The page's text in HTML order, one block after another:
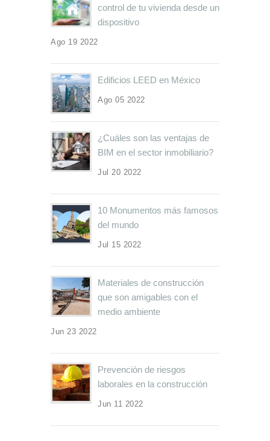
control de tu vivienda desde un
dispositivo
Ago 19 2022
Edificios LEED en México
Ago 05 2022
¿Cuáles son las ventajas de
BIM en el sector inmobiliario?
Jul 20 2022
10 Monumentos más famosos
del mundo
Jul 15 2022
Materiales de construcción
que son amigables con el
medio ambiente
Jun 23 2022
Prevención de riesgos
laborales en la construcción
Jun 11 2022